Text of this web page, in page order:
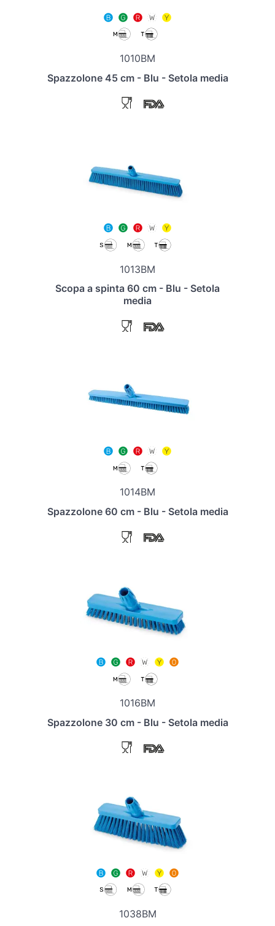
1010BM
Spazzolone 45 cm - Blu - Setola media
1013BM
Scopa a spinta 60 cm - Blu - Setola
media
1014BM
Spazzolone 60 cm - Blu - Setola media
1016BM
Spazzolone 30 cm - Blu - Setola media
1038BM